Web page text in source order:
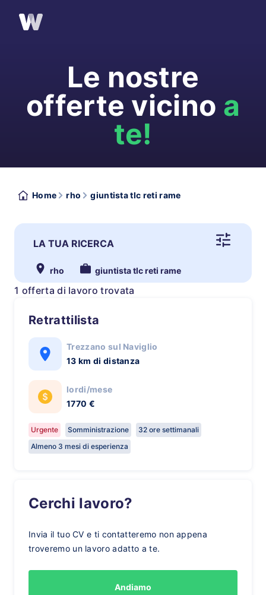
Le nostre
offerte vicino a
te!
Home rho giuntista tlc reti rame
LA TUA RICERCA
rho giuntista tlc reti rame
1 offerta di lavoro trovata
Retrattilista
Trezzano sul Naviglio
13 km di distanza
lordi/mese
1770 €
Urgente Somministrazione
32 ore settimanali
Almeno 3 mesi di esperienza
Cerchi lavoro?
Invia il tuo CV e ti contatteremo non appena
troveremo un lavoro adatto a te.
Andiamo